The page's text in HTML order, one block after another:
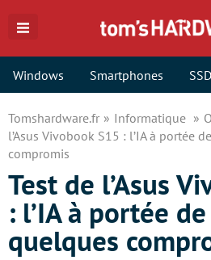
Windows Smartphones SSD
Tomshardware.fr Informatique
l’Asus Vivobook S15 : l’IA à portée
compromis
Test de l’Asus
: l’IA à portée
quelques